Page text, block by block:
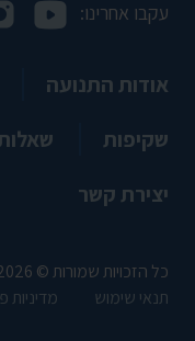
עקבו אחרינו:
אודות התנועה
שקיפות
יצירת קשר
כל הזכויות שמורות © 2026 התנועה לחופש המידע (ע"ר)
תנאי שימוש
מדיניות